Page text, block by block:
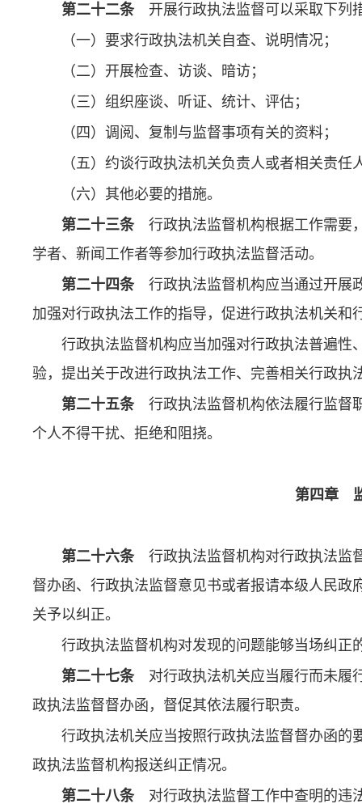
第二十二条 开展行政执法监督可以采取下列
（一）要求行政执法机关自查、说明情况；
（二）开展检查、访谈、暗访；
（三）组织座谈、听证、统计、评估；
（四）调阅、复制与监督事项有关的资料；
（五）约谈行政执法机关负责人或者相关责任
（六）其他必要的措施。
第二十三条 行政执法监督机构根据工作需要
学者、新闻工作者等参加行政执法监督活动。
第二十四条 行政执法监督机构应当通过开展
加强对行政执法工作的指导，促进行政执法机关和
行政执法监督机构应当加强对行政执法普遍性
验，提出关于改进行政执法工作、完善相关行政执
第二十五条 行政执法监督机构依法履行监督
个人不得干扰、拒绝和阻挠。
第四章
第二十六条 行政执法监督机构对行政执法监
督办函、行政执法监督意见书或者报请本级人民
关予以纠正。
行政执法监督机构对发现的问题能够当场纠正
第二十七条 对行政执法机关应当履行而未履
政执法监督督办函，督促其依法履行职责。
行政执法机关应当按照行政执法监督督办函的
政执法监督机构报送纠正情况。
第二十八条 对行政执法监督工作中查明的违